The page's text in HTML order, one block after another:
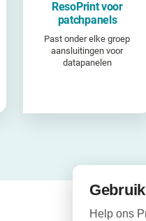
ResoPrint voor
patchpanels
Past onder elke groep
aansluitingen voor
datapanelen
Help ons